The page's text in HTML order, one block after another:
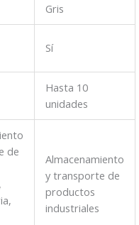
Gris
Sí
Hasta 10
unidades
de
Almacenamiento
y transporte de
productos
industriales